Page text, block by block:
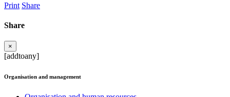
Print Share
Share
×
[addtoany]
Organisation and management